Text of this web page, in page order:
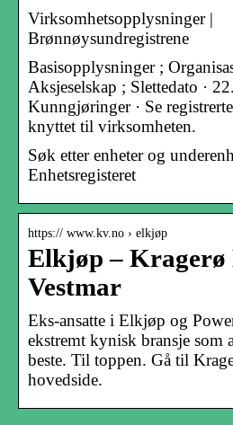
Virksomhetsopplysninger |
Brønnøysundregistrene
Basisopplysninger ;
Aksjeselskap ; Slettedato ·
Kunngjøringer · Se
knyttet til virksomheten.
Søk etter enheter og
Enhetsregisteret
https:// www.kv.no › elkjøp
Elkjøp – Kragerø
Vestmar
Eks-ansatte i Elkjøp og
ekstremt kynisk bransje som
beste. Til toppen. Gå til
hovedside.